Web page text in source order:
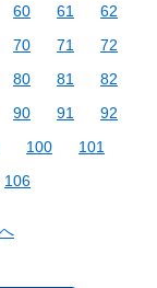
60 61
62
70 71
72
80 81
82
90 91
92
100
101
106